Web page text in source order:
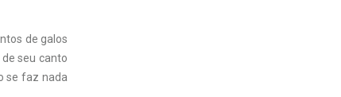
de galos
seu canto
se faz nada